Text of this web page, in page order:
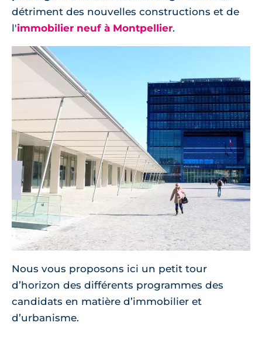
détriment des nouvelles constructions et de
l'immobilier neuf à Montpellier.
Nous vous proposons ici un petit tour
d’horizon des différents programmes des
candidats en matière d’immobilier et
d’urbanisme.